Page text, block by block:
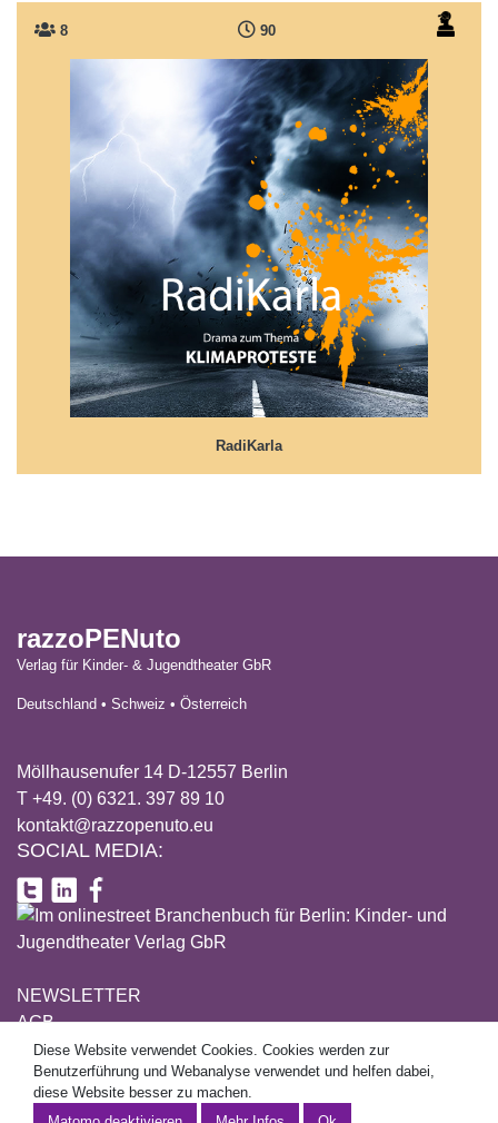
8 90
RadiKarla
RadiKarla
Der Klimaprotest und viel mehr...
razzoPENuto
Verlag für Kinder- & Jugendtheater GbR
Deutschland • Schweiz • Österreich
Möllhausenufer 14 D-12557 Berlin
T +49. (0) 6321. 397 89 10
kontakt@razzopenuto.eu
SOCIAL MEDIA:
NEWSLETTER
AGB
DATENSCHUTZ
IMPRESSUM
This site uses cookies. Cookies are used for user guidance and
web analytics and help to make this website better.
Diese Website verwendet Cookies. Cookies werden zur
Benutzerführung und Webanalyse verwendet und helfen dabei,
diese Website besser zu machen.